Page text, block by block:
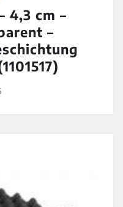
4,3 cm –
–